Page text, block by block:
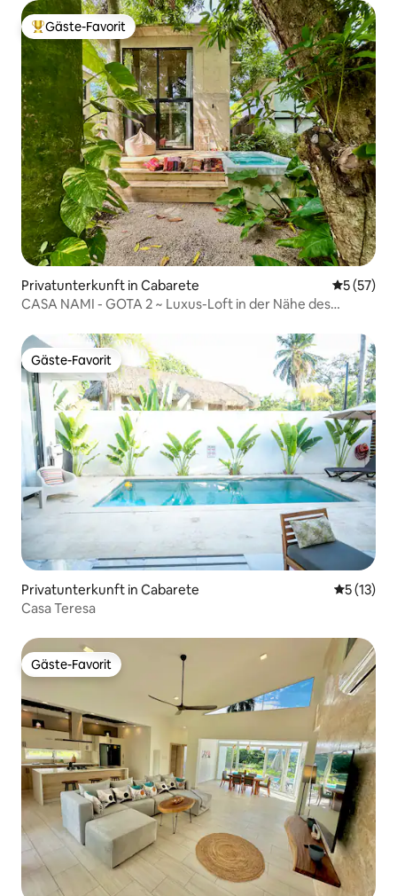
Beliebter Gäste-Favorit.
Gäste-Favorit
Privatunterkunft in Cabarete
5 (57)
CASA NAMI - GOTA 2 ~ Luxus-Loft in der Nähe des
Gäste-Favorit
Gäste-Favorit
Privatunterkunft in Cabarete
5 (13)
Casa Teresa
Gäste-Favorit
Gäste-Favorit